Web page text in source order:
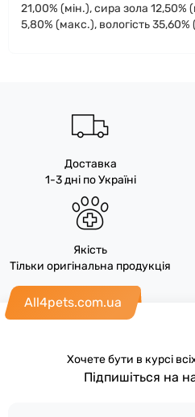
21,00% (мін.), сира зола 12,50%
5,80% (макс.), вологість
Доставка
1-3 дні по Україні
Якість
Тільки оригінальна продукція
All4pets.com.ua
Хочете бути в курсі
Підпишіться на